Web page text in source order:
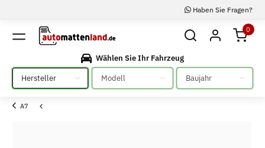
Haben Sie Fragen?
0
Wählen Sie Ihr Fahrzeug
Bitte auswählen
Bitte auswählen Bitte auswählen
A7